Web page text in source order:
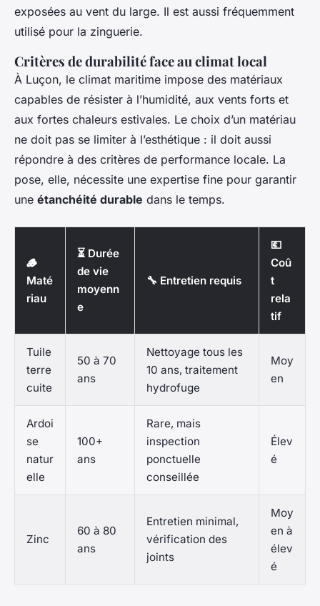
exposées au vent du large. Il est aussi fréquemment
utilisé pour la zinguerie.
Critères de durabilité face au climat local
À Luçon, le climat maritime impose des matériaux
capables de résister à l’humidité, aux vents forts et
aux fortes chaleurs estivales. Le choix d’un matériau
ne doit pas se limiter à l’esthétique : il doit aussi
répondre à des critères de performance locale. La
pose, elle, nécessite une expertise fine pour garantir
une étanchéité durable dans le temps.
🪵
Maté
riau
⏳ Durée
de vie
moyenn
e
🔧 Entretien requis
💶
Coû
t
rela
tif
Tuile
terre
cuite
50 à 70
ans
Nettoyage tous les
10 ans, traitement
hydrofuge
Moy
en
Ardoi
se
natur
elle
100+
ans
Rare, mais
inspection
ponctuelle
conseillée
Élev
é
Zinc
60 à 80
ans
Entretien minimal,
vérification des
joints
Moy
en à
élev
é